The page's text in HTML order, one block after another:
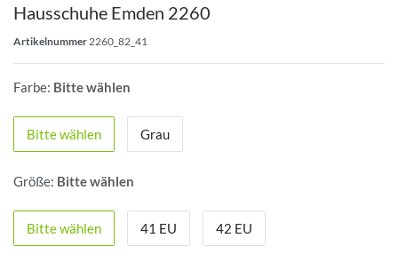
Hausschuhe Emden 2260
Artikelnummer 2260_82_41
Farbe: Bitte wählen
Bitte wählen Grau
Größe: Bitte wählen
Bitte wählen 41 EU 42 EU